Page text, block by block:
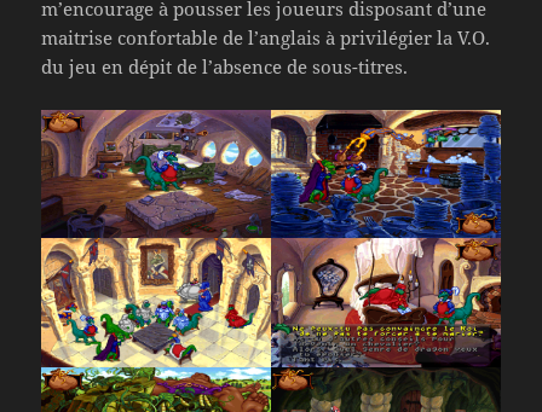
m’encourage à pousser les joueurs disposant d’une
maitrise confortable de l’anglais à privilégier la V.O.
du jeu en dépit de l’absence de sous-titres.